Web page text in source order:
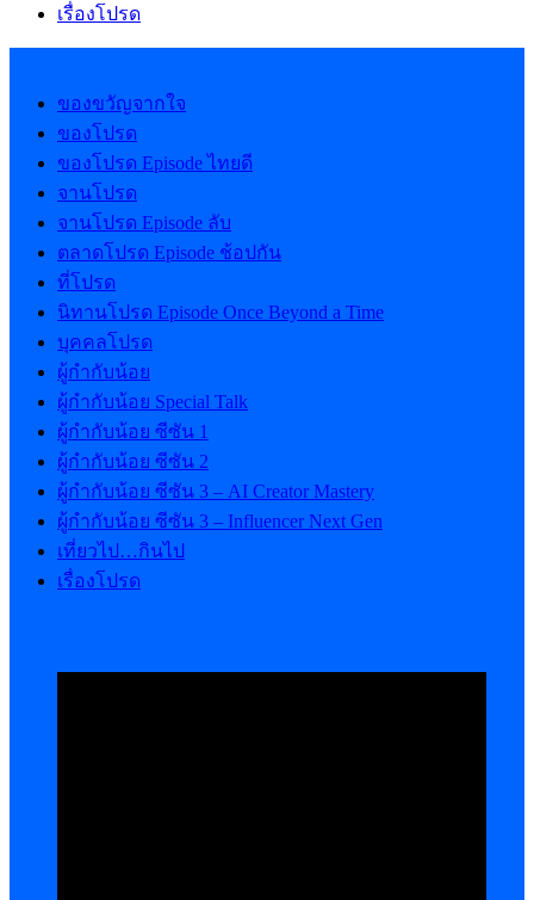
เรื่องโปรด
ของขวัญจากใจ
ของโปรด
ของโปรด Episode ไทยดี
จานโปรด
จานโปรด Episode ลับ
ตลาดโปรด Episode ช้อปกัน
ที่โปรด
นิทานโปรด Episode Once Beyond a Time
บุคคลโปรด
ผู้กำกับน้อย
ผู้กำกับน้อย Special Talk
ผู้กำกับน้อย ซีซัน 1
ผู้กำกับน้อย ซีซัน 2
ผู้กำกับน้อย ซีซัน 3 – AI Creator Mastery
ผู้กำกับน้อย ซีซัน 3 – Influencer Next Gen
เที่ยวไป…กินไป
เรื่องโปรด